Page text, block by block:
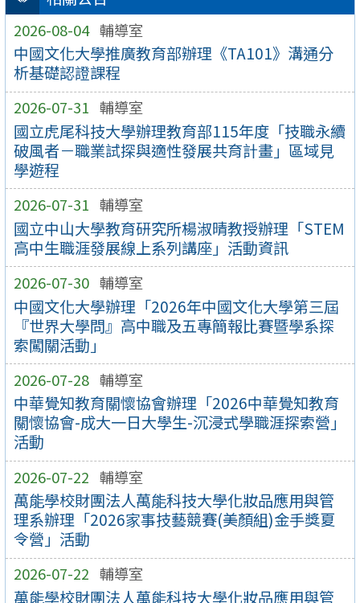
2026-08-04 輔導室
中國文化大學推廣教育部辦理《TA101》溝通分
析基礎認證課程
2026-07-31 輔導室
國立虎尾科技大學辦理教育部115年度「技職永續
破風者－職業試探與適性發展共育計畫」區域見
學遊程
2026-07-31 輔導室
國立中山大學教育研究所楊淑晴教授辦理「STEM
高中生職涯發展線上系列講座」活動資訊
2026-07-30 輔導室
中國文化大學辦理「2026年中國文化大學第三屆
『世界大學問』高中職及五專簡報比賽暨學系探
索闖關活動」
2026-07-28 輔導室
中華覺知教育關懷協會辦理「2026中華覺知教育
關懷協會-成大一日大學生-沉浸式學職涯探索營」
活動
2026-07-22 輔導室
萬能學校財團法人萬能科技大學化妝品應用與管
理系辦理「2026家事技藝競賽(美顏組)金手獎夏
令營」活動
2026-07-22 輔導室
萬能學校財團法人萬能科技大學化妝品應用與管